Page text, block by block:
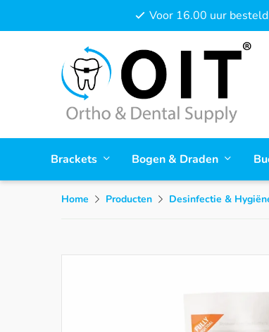
Voor 16.00 uur
Brackets Bogen & Draden
Home Producten Desinfectie &